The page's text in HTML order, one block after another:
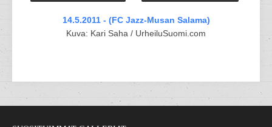
14.5.2011 - (FC Jazz-Musan Salama)
Kuva: Kari Saha / UrheiluSuomi.com